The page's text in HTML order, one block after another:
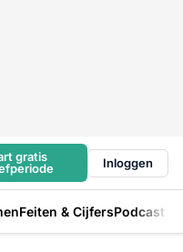
gratis
Inloggen
Feiten & CijfersPodcast